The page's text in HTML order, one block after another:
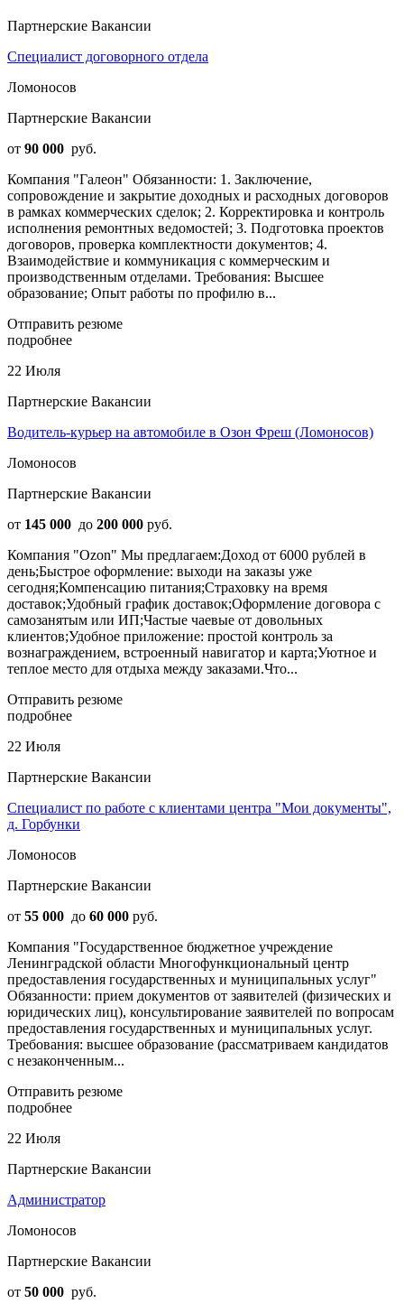
Партнерские Вакансии
Специалист договорного отдела
Ломоносов
Партнерские Вакансии
от 90 000 руб.
Компания "Галеон" Обязанности: 1. Заключение,
сопровождение и закрытие доходных и расходных договоров
в рамках коммерческих сделок; 2. Корректировка и контроль
исполнения ремонтных ведомостей; 3. Подготовка проектов
договоров, проверка комплектности документов; 4.
Взаимодействие и коммуникация с коммерческим и
производственным отделами. Требования: Высшее
образование; Опыт работы по профилю в...
Отправить резюме
подробнее
22 Июля
Партнерские Вакансии
Водитель-курьер на автомобиле в Озон Фреш (Ломоносов)
Ломоносов
Партнерские Вакансии
от 145 000 до 200 000 руб.
Компания "Ozon" Мы предлагаем:Доход от 6000 рублей в
день;Быстрое оформление: выходи на заказы уже
сегодня;Компенсацию питания;Страховку на время
доставок;Удобный график доставок;Оформление договора с
самозанятым или ИП;Частые чаевые от довольных
клиентов;Удобное приложение: простой контроль за
вознаграждением, встроенный навигатор и карта;Уютное и
теплое место для отдыха между заказами.Что...
Отправить резюме
подробнее
22 Июля
Партнерские Вакансии
Специалист по работе с клиентами центра "Мои документы",
д. Горбунки
Ломоносов
Партнерские Вакансии
от 55 000 до 60 000 руб.
Компания "Государственное бюджетное учреждение
Ленинградской области Многофункциональный центр
предоставления государственных и муниципальных услуг"
Обязанности: прием документов от заявителей (физических и
юридических лиц), консультирование заявителей по вопросам
предоставления государственных и муниципальных услуг.
Требования: высшее образование (рассматриваем кандидатов
с незаконченным...
Отправить резюме
подробнее
22 Июля
Партнерские Вакансии
Администратор
Ломоносов
Партнерские Вакансии
от 50 000 руб.